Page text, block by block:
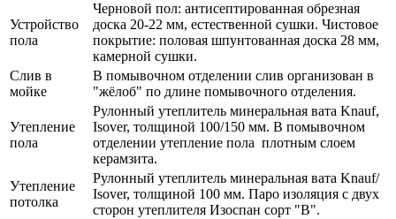
Устройство
пола
Черновой пол: антисептированная обрезная
доска 20-22 мм, естественной сушки. Чистовое
покрытие: половая шпунтованная доска 28 мм,
камерной сушки.
Слив в
мойке
В помывочном отделении слив организован в
"жёлоб" по длине помывочного отделения.
Утепление
пола
Рулонный утеплитель минеральная вата Knauf,
Isover, толщиной 100/150 мм. В помывочном
отделении утепление пола плотным слоем
керамзита.
Утепление
потолка
Рулонный утеплитель минеральная вата Knauf/
Isover, толщиной 100 мм. Паро изоляция с двух
сторон утеплителя Изоспан сорт "В".